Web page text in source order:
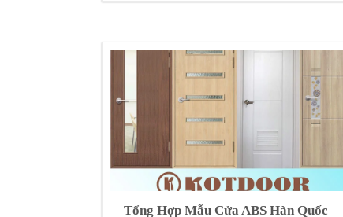
Tổng Hợp Mẫu Cửa ABS Hàn Quốc